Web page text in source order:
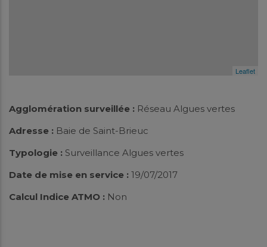
Leaflet
Agglomération surveillée : Réseau Algues vertes
Adresse : Baie de Saint-Brieuc
Typologie : Surveillance Algues vertes
Date de mise en service : 19/07/2017
Calcul Indice ATMO : Non